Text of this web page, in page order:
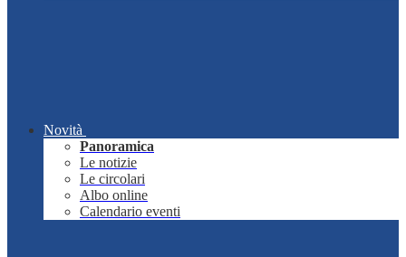
Novità
Panoramica
Le notizie
Le circolari
Albo online
Calendario eventi